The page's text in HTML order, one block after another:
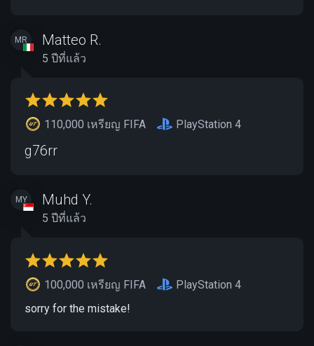
MR Matteo R.
5 ปีที่แล้ว
110,000 เหรียญ FIFA PlayStation 4
g76rr
MY Muhd Y.
5 ปีที่แล้ว
100,000 เหรียญ FIFA
PlayStation 4
sorry for the mistake!